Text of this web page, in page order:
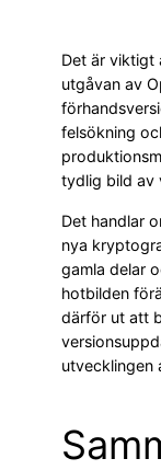
Det är viktigt
utgåvan av
felsökning
tydlig bild av
Det handlar
nya
gamla delar
hotbilden
därför ut att
utvecklingen